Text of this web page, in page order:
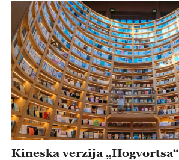
Kineska verzija „Hogvortsa“